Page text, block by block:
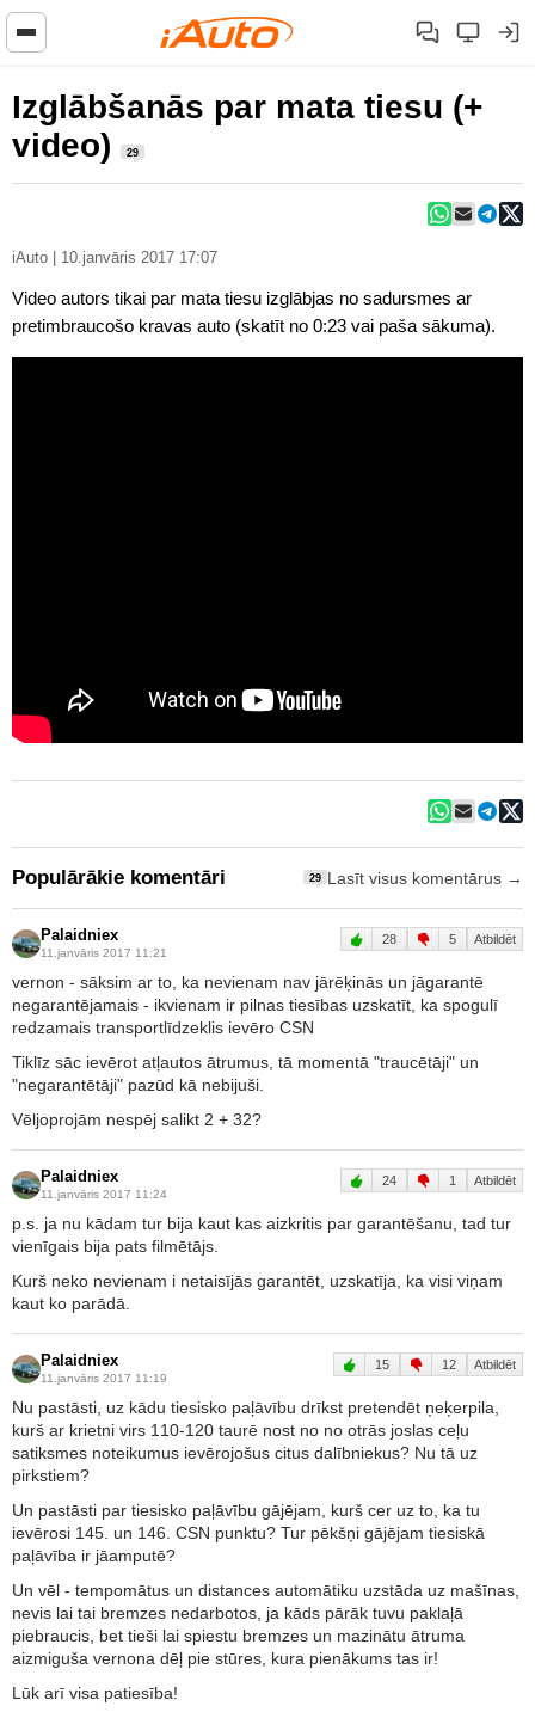
Izglābšanās par mata tiesu (+
video)
29
iAuto | 10.janvāris 2017 17:07
Video autors tikai par mata tiesu izglābjas no sadursmes ar
pretimbraucošo kravas auto (skatīt no 0:23 vai paša sākuma).
Populārākie komentāri 29 Lasīt visus komentārus →
Palaidniex
11.janvāris 2017 11:21
28 5 Atbildēt
vernon - sāksim ar to, ka nevienam nav jārēķinās un jāgarantē
negarantējamais - ikvienam ir pilnas tiesības uzskatīt, ka spogulī
redzamais transportlīdzeklis ievēro CSN
Tiklīz sāc ievērot atļautos ātrumus, tā momentā "traucētāji" un
"negarantētāji" pazūd kā nebijuši.
Vēljoprojām nespēj salikt 2 + 32?
Palaidniex
11.janvāris 2017 11:24
24 1 Atbildēt
p.s. ja nu kādam tur bija kaut kas aizkritis par garantēšanu, tad tur
vienīgais bija pats filmētājs.
Kurš neko nevienam i netaisījās garantēt, uzskatīja, ka visi viņam
kaut ko parādā.
Palaidniex
11.janvāris 2017 11:19
15 12 Atbildēt
Nu pastāsti, uz kādu tiesisko paļāvību drīkst pretendēt ņeķerpila,
kurš ar krietni virs 110-120 taurē nost no no otrās joslas ceļu
satiksmes noteikumus ievērojošus citus dalībniekus? Nu tā uz
pirkstiem?
Un pastāsti par tiesisko paļāvību gājējam, kurš cer uz to, ka tu
ievērosi 145. un 146. CSN punktu? Tur pēkšņi gājējam tiesiskā
paļāvība ir jāamputē?
Un vēl - tempomātus un distances automātiku uzstāda uz mašīnas,
nevis lai tai bremzes nedarbotos, ja kāds pārāk tuvu paklaļā
piebraucis, bet tieši lai spiestu bremzes un mazinātu ātruma
aizmiguša vernona dēļ pie stūres, kura pienākums tas ir!
Lūk arī visa patiesība!